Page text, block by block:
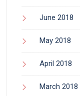
June 2018
May 2018
April 2018
March 2018